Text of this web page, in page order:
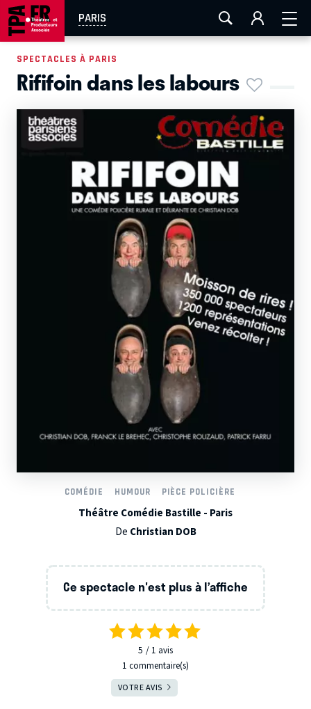
PARIS
AIX-MARSEILLE LA ROCHELLE
EN TOURNÉE
SPECTACLES À PARIS
Rififoin dans les labours
COMÉDIE HUMOUR PIÈCE POLICIÈRE
Théâtre Comédie Bastille - Paris
De Christian DOB
Ce spectacle n'est plus à l’affiche
5 1 avis
1 commentaire(s)
VOTRE AVIS